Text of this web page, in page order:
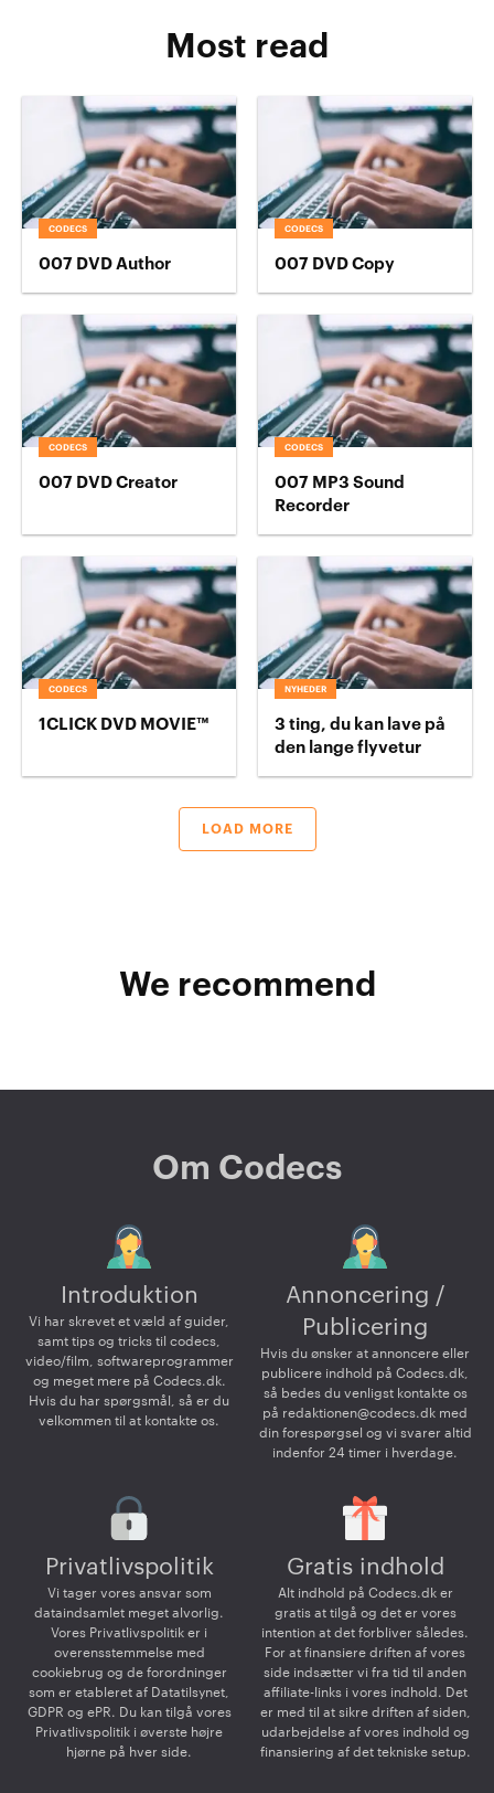
Most read
CODECS
007 DVD Author
CODECS
007 DVD Copy
CODECS
007 DVD Creator
CODECS
007 MP3 Sound
Recorder
CODECS
1CLICK DVD MOVIE™
NYHEDER
3 ting, du kan lave på
den lange flyvetur
LOAD MORE
We recommend
Om Codecs
Introduktion
Vi har skrevet et væld af guider,
samt tips og tricks til codecs,
video/film, softwareprogrammer
og meget mere på Codecs.dk.
Hvis du har spørgsmål, så er du
velkommen til at kontakte os.
Annoncering /
Publicering
Hvis du ønsker at annoncere eller
publicere indhold på Codecs.dk,
så bedes du venligst kontakte os
på redaktionen@codecs.dk med
din forespørgsel og vi svarer altid
indenfor 24 timer i hverdage.
Privatlivspolitik
Vi tager vores ansvar som
dataindsamlet meget alvorlig.
Vores Privatlivspolitik er i
overensstemmelse med
cookiebrug og de forordninger
som er etableret af Datatilsynet,
GDPR og ePR. Du kan tilgå vores
Privatlivspolitik i øverste højre
hjørne på hver side.
Gratis indhold
Alt indhold på Codecs.dk er
gratis at tilgå og det er vores
intention at det forbliver således.
For at finansiere driften af vores
side indsætter vi fra tid til anden
affiliate-links i vores indhold. Det
er med til at sikre driften af siden,
udarbejdelse af vores indhold og
finansiering af det tekniske setup.